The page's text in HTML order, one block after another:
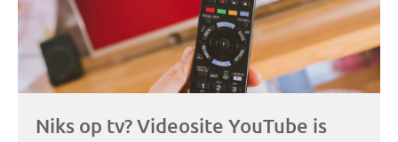
Niks op tv? Videosite YouTube is